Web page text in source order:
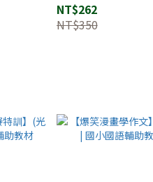
NT$262
NT$350